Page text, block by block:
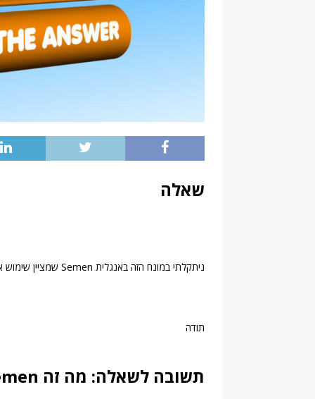
שאלה
ניתקלתי במונח הזה באנגלית Semen שמציין שימוש אתנובוטני בצמח מישהו יודע למה בדיוק הכוונה?
תודה
תשובה לשאלה: מה זה Semen?